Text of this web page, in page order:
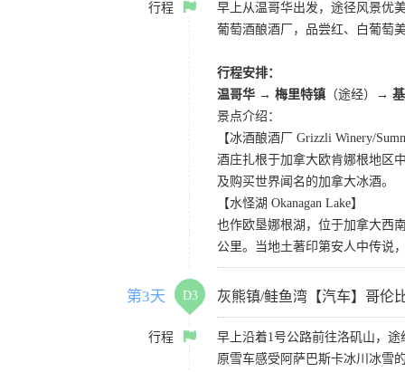
行程
早上从温哥华出发，途径风景优
葡萄酒酿酒厂，品尝红、白葡萄
行程安排：
温哥华 → 梅里特镇 （途经）
→
景点介绍：
【冰酒酿酒厂 Grizzli Winery/
酒庄扎根于加拿大欧肯娜根地区
及购买世界闻名的加拿大冰酒。
【水怪湖 Okanagan Lake】
也作欧垦娜根湖，位于加拿大西
公里。当地土著印第安人中传说
第3天 D3 灰熊镇/鲑鱼湾【汽车】哥伦
行程
早上沿着1号公路前往洛矶山，
原雪车感受阿萨巴斯卡冰川冰雪